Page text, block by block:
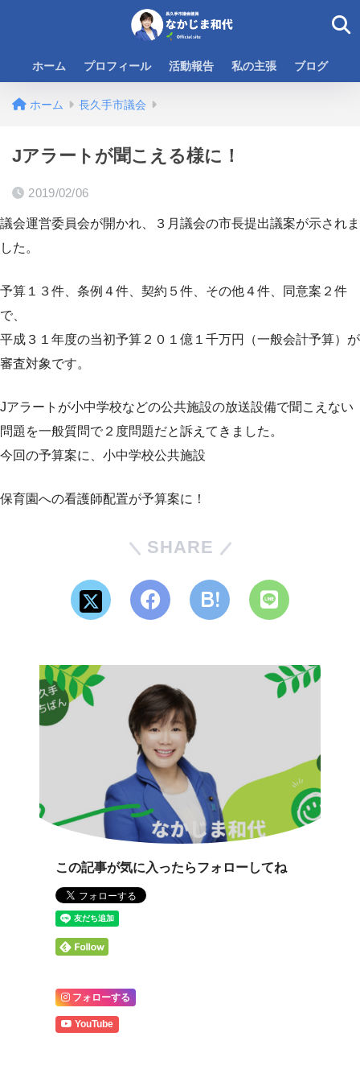
ホーム プロフィール 活動報告 私の主張 ブログ
ホーム 長久手市議会
Jアラートが聞こえる様に！
2019/02/06
議会運営委員会が開かれ、３月議会の市長提出議案が示されま
した。
予算１３件、条例４件、契約５件、その他４件、同意案２件
で、
平成３１年度の当初予算２０１億１千万円（一般会計予算）が
審査対象です。
Jアラートが小中学校などの公共施設の放送設備で聞こえない
問題を一般質問で２度問題だと訴えてきました。
今回の予算案に、小中学校公共施設
保育園への看護師配置が予算案に！
SHARE
この記事が気に入ったらフォローしてね
フォローする
YouTube